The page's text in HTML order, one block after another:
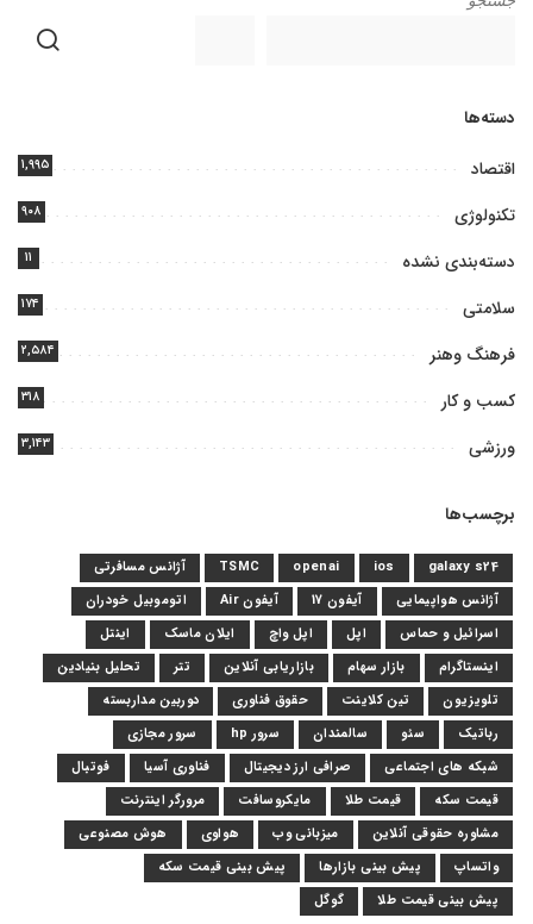
دسته‌ها
اقتصاد ۱,۹۹۵
تکنولوژی ۹۰۸
دسته‌بندی نشده ۱۱
سلامتی ۱۷۴
فرهنگ وهنر ۲,۵۸۴
کسب و کار ۳۱۸
ورزشی ۳,۱۴۳
برچسب‌ها
galaxy s24
ios
openai
TSMC
آژانس مسافرتی
آژانس هواپیمایی
آیفون 17 آیفون Air
اتوموبیل خودران
اسرائیل و حماس
اپل اپل واچ ایلان ماسک
اینتل
اینستاگرام
بازار سهام بازاریابی آنلاین تتر
تحلیل بنیادین
تلویزیون
تین کلاینت حقوق فناوری
دوربین مداربسته
رباتیک
سئو سالمندان سرور hp
سرور مجازی
شبکه های اجتماعی
صرافی ارز دیجیتال فناوری آسیا
فوتبال
قیمت سکه
قیمت طلا مایکروسافت
مرورگر اینترنت
مشاوره حقوقی آنلاین
میزبانی وب هواوی
هوش مصنوعی
واتساپ
پیش بینی بازارها
پیش بینی قیمت سکه
پیش بینی قیمت طلا
گوگل